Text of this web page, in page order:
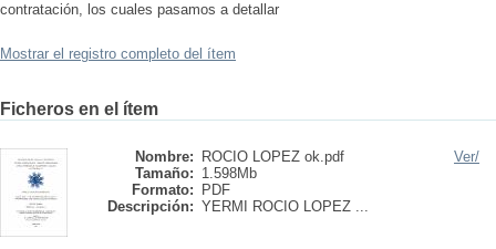
contratación, los cuales pasamos a detallar
Mostrar el registro completo del ítem
Ficheros en el ítem
Nombre:
ROCIO LOPEZ ok.pdf
Tamaño: 1.598Mb
Formato:
PDF
Descripción: YERMI ROCIO LOPEZ ...
Ver/